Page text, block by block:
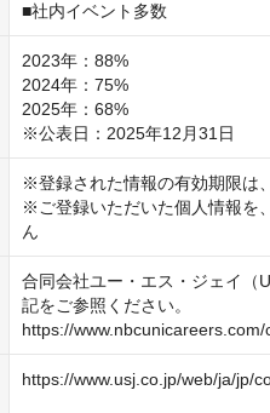
■社内イベント多数
2023年：88%
2024年：75%
2025年：68%
※公表日：2025年12月31日
※登録された情報の有効期限は
※ご登録いただいた個人情報を
ん
合同会社ユー・エス・ジェイ（
記をご参照ください。
https://
https://www.usj.co.jp/web/ja/jp/